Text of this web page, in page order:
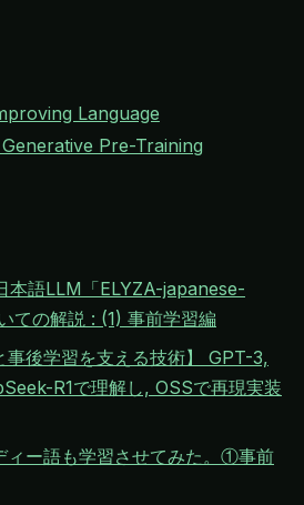
Language
Pre-Training
本語LLM「ELYZA-japanese-
ての解説 : (1) 事前学習編
事後学習を支える技術】 GPT-3,
R1で理解し, OSSで再現実装
ィー語も学習させてみた。①事前